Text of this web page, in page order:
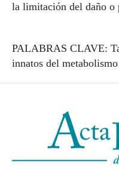
la limitación del daño o
PALABRAS CLAVE:
innatos del metabolismo